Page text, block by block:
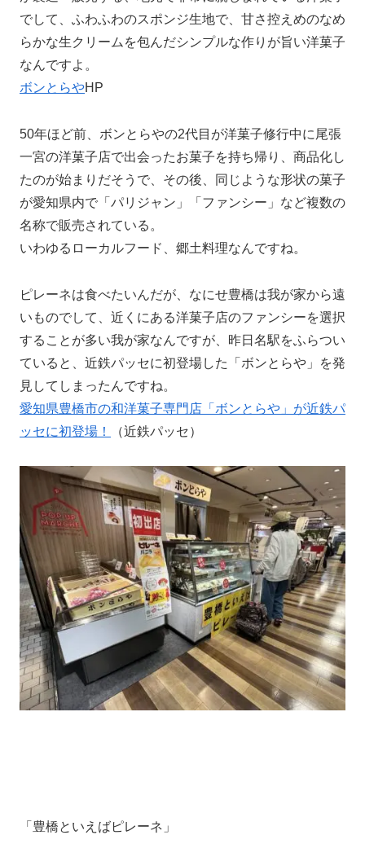
でして、ふわふわのスポンジ生地で、甘さ控えめのなめ
らかな生クリームを包んだシンプルな作りが旨い洋菓子
なんですよ。
ボンとらやHP
50年ほど前、ボンとらやの2代目が洋菓子修行中に尾張
一宮の洋菓子店で出会ったお菓子を持ち帰り、商品化し
たのが始まりだそうで、その後、同じような形状の菓子
が愛知県内で「パリジャン」「ファンシー」など複数の
名称で販売されている。
いわゆるローカルフード、郷土料理なんですね。
ピレーネは食べたいんだが、なにせ豊橋は我が家から遠
いものでして、近くにある洋菓子店のファンシーを選択
することが多い我が家なんですが、昨日名駅をふらつい
ていると、近鉄パッセに初登場した「ボンとらや」を発
見してしまったんですね。
愛知県豊橋市の和洋菓子専門店「ボンとらや」が近鉄パ
ッセに初登場！
（近鉄パッセ）
「豊橋といえばピレーネ」